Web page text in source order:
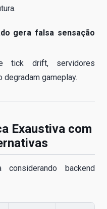
gera falsa sensação
tick drift, servidores
degradam gameplay.
Exaustiva com
considerando backend